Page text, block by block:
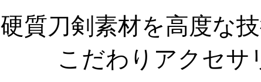
硬質刀剣素材を高度な
こだわりアクセサ